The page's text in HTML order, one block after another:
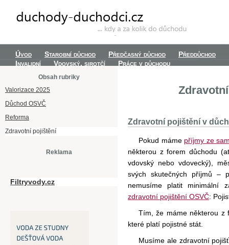
Úvod Starobní důchod Předčasný důchod
Předdůchod
Invalidní
Vdovský, sirotčí Práce v důchodu
Obsah rubriky
Valorizace 2025
Důchod OSVČ
Reforma
Zdravotní pojištění
Reklama
Filtryvody.cz
Zdravotní pojištění v
Pokud máme příjmy ze
některou z forem důchodu
vdovský nebo vdovecký),
svých skutečných příjmů –
nemusíme platit minimální
zdravotní pojištění OSVČ:
Tím, že máme některou z
které platí pojistné stát.
Musíme ale zdravotní